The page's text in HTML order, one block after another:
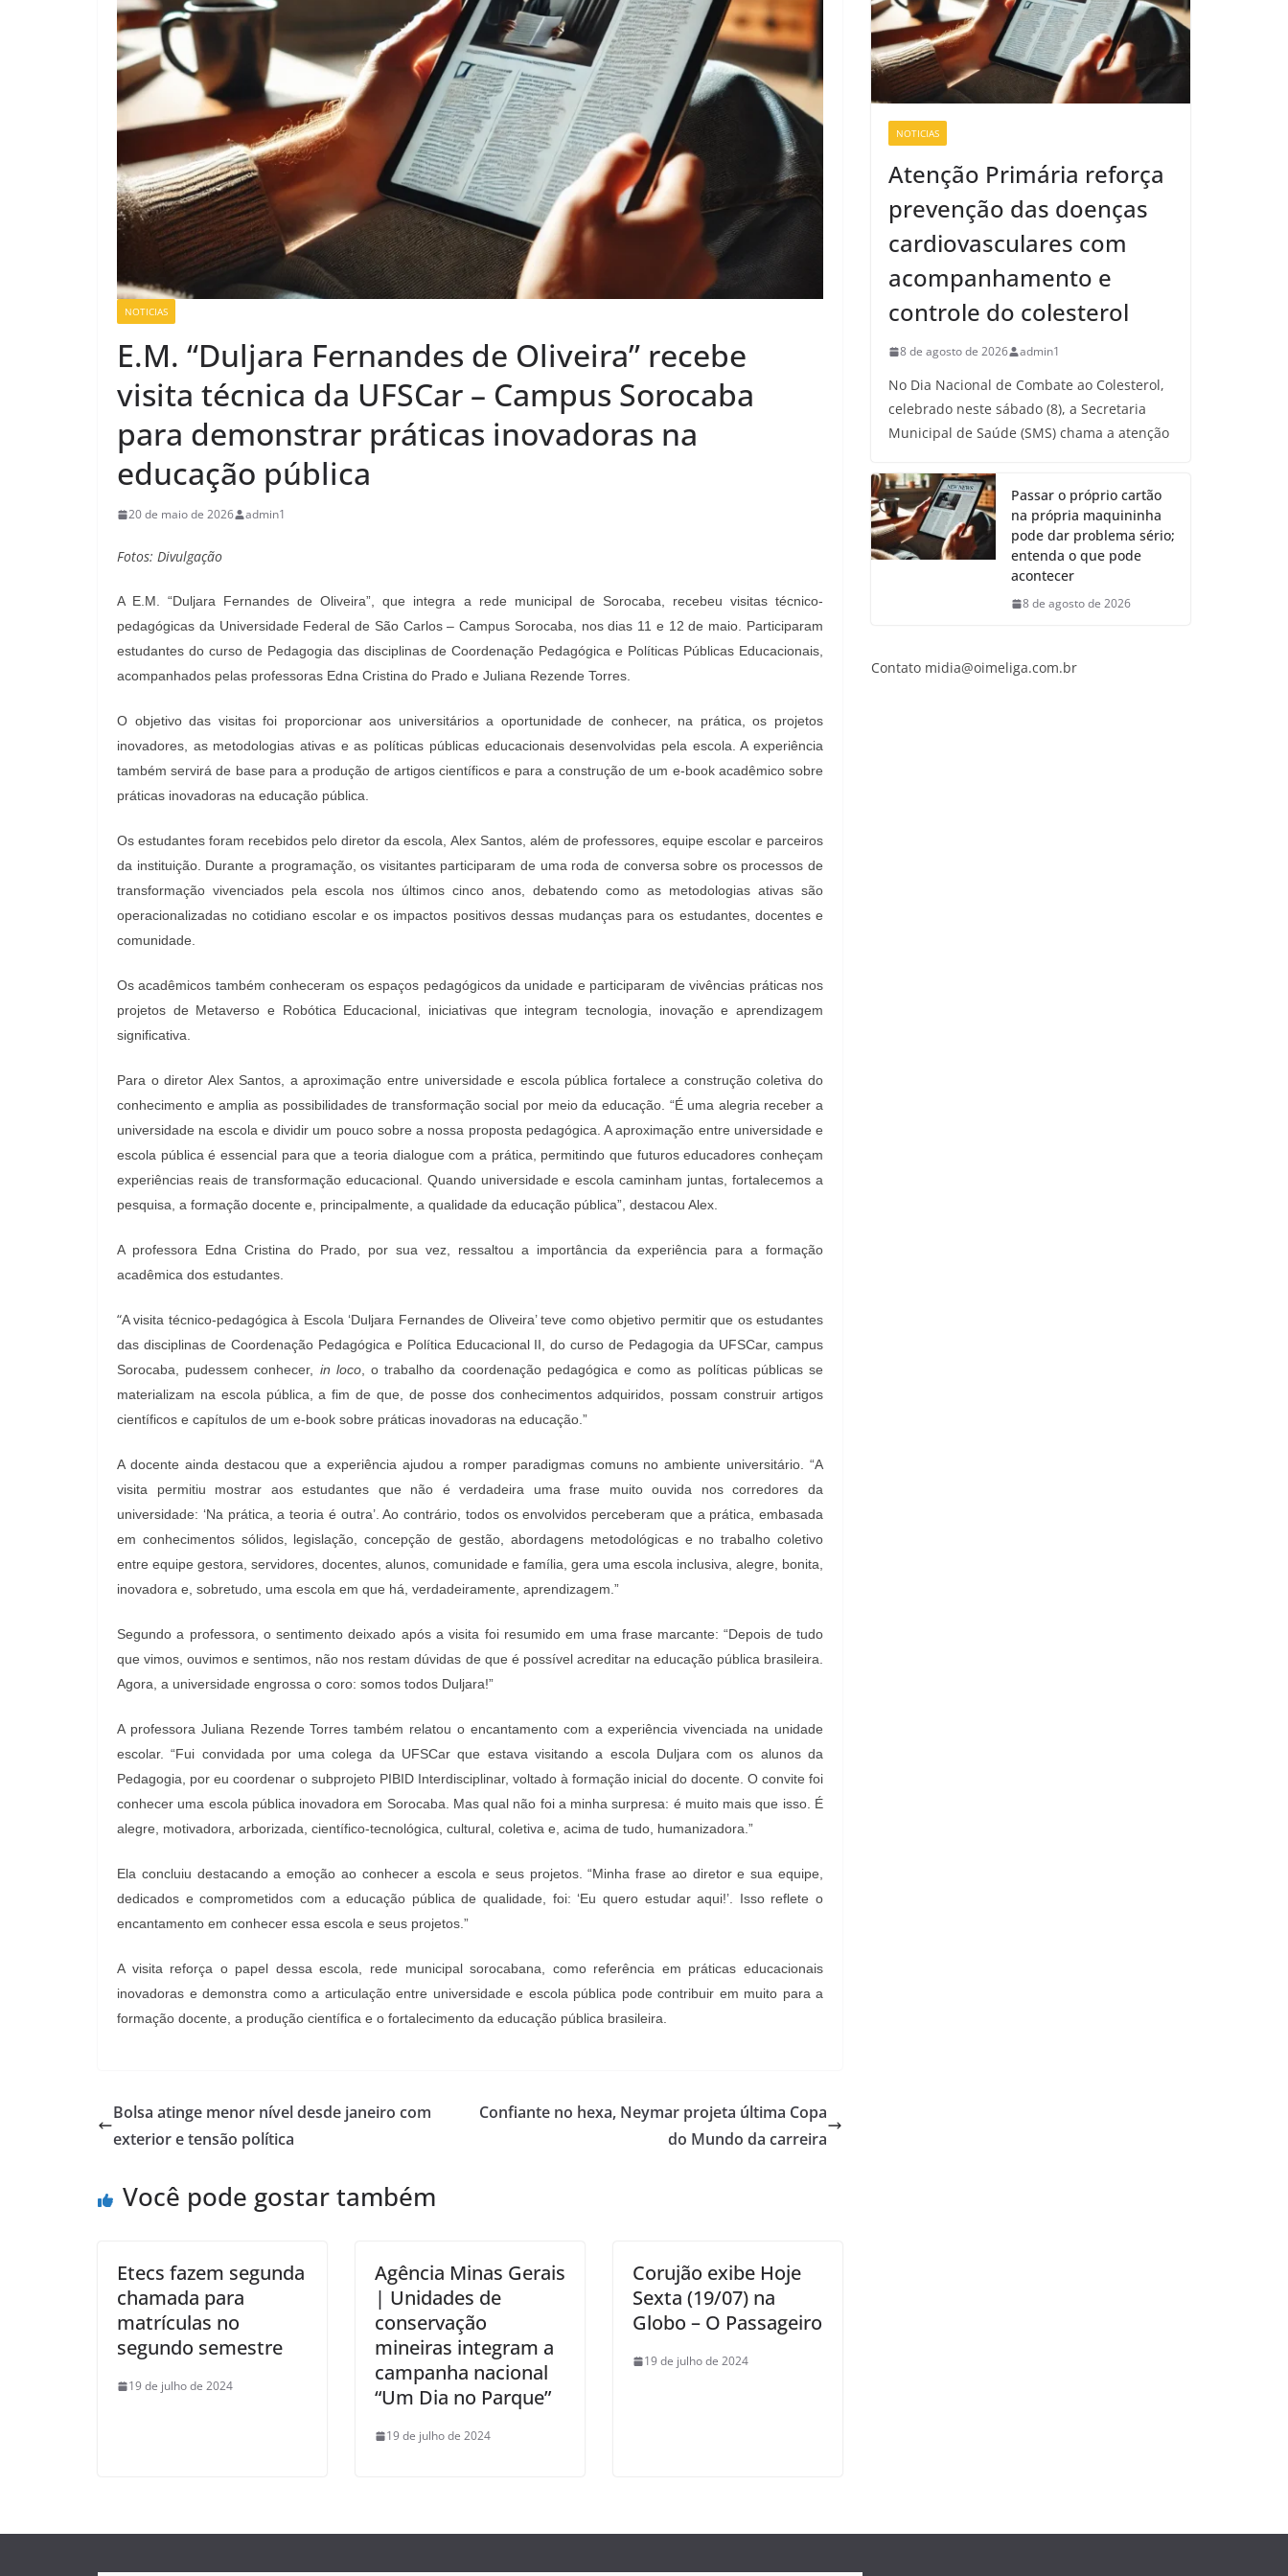
NOTICIAS
E.M. “Duljara Fernandes de Oliveira” recebe
visita técnica da UFSCar – Campus Sorocaba
para demonstrar práticas inovadoras na
educação pública
20 de maio de 2026 admin1
Fotos: Divulgação
A E.M. “Duljara Fernandes de Oliveira”, que integra a rede municipal de Sorocaba, recebeu visitas técnico-
pedagógicas da Universidade Federal de São Carlos – Campus Sorocaba, nos dias 11 e 12 de maio. Participaram
estudantes do curso de Pedagogia das disciplinas de Coordenação Pedagógica e Políticas Públicas Educacionais,
acompanhados pelas professoras Edna Cristina do Prado e Juliana Rezende Torres.
O objetivo das visitas foi proporcionar aos universitários a oportunidade de conhecer, na prática, os projetos
inovadores, as metodologias ativas e as políticas públicas educacionais desenvolvidas pela escola. A experiência
também servirá de base para a produção de artigos científicos e para a construção de um e-book acadêmico sobre
práticas inovadoras na educação pública.
Os estudantes foram recebidos pelo diretor da escola, Alex Santos, além de professores, equipe escolar e parceiros
da instituição. Durante a programação, os visitantes participaram de uma roda de conversa sobre os processos de
transformação vivenciados pela escola nos últimos cinco anos, debatendo como as metodologias ativas são
operacionalizadas no cotidiano escolar e os impactos positivos dessas mudanças para os estudantes, docentes e
comunidade.
Os acadêmicos também conheceram os espaços pedagógicos da unidade e participaram de vivências práticas nos
projetos de Metaverso e Robótica Educacional, iniciativas que integram tecnologia, inovação e aprendizagem
significativa.
Para o diretor Alex Santos, a aproximação entre universidade e escola pública fortalece a construção coletiva do
conhecimento e amplia as possibilidades de transformação social por meio da educação. “É uma alegria receber a
universidade na escola e dividir um pouco sobre a nossa proposta pedagógica. A aproximação entre universidade e
escola pública é essencial para que a teoria dialogue com a prática, permitindo que futuros educadores conheçam
experiências reais de transformação educacional. Quando universidade e escola caminham juntas, fortalecemos a
pesquisa, a formação docente e, principalmente, a qualidade da educação pública”, destacou Alex.
A professora Edna Cristina do Prado, por sua vez, ressaltou a importância da experiência para a formação
acadêmica dos estudantes.
“A visita técnico-pedagógica à Escola ‘Duljara Fernandes de Oliveira’ teve como objetivo permitir que os estudantes
das disciplinas de Coordenação Pedagógica e Política Educacional II, do curso de Pedagogia da UFSCar, campus
Sorocaba, pudessem conhecer, in loco, o trabalho da coordenação pedagógica e como as políticas públicas se
materializam na escola pública, a fim de que, de posse dos conhecimentos adquiridos, possam construir artigos
científicos e capítulos de um e-book sobre práticas inovadoras na educação.”
A docente ainda destacou que a experiência ajudou a romper paradigmas comuns no ambiente universitário. “A
visita permitiu mostrar aos estudantes que não é verdadeira uma frase muito ouvida nos corredores da
universidade: ‘Na prática, a teoria é outra’. Ao contrário, todos os envolvidos perceberam que a prática, embasada
em conhecimentos sólidos, legislação, concepção de gestão, abordagens metodológicas e no trabalho coletivo
entre equipe gestora, servidores, docentes, alunos, comunidade e família, gera uma escola inclusiva, alegre, bonita,
inovadora e, sobretudo, uma escola em que há, verdadeiramente, aprendizagem.”
Segundo a professora, o sentimento deixado após a visita foi resumido em uma frase marcante: “Depois de tudo
que vimos, ouvimos e sentimos, não nos restam dúvidas de que é possível acreditar na educação pública brasileira.
Agora, a universidade engrossa o coro: somos todos Duljara!”
A professora Juliana Rezende Torres também relatou o encantamento com a experiência vivenciada na unidade
escolar. “Fui convidada por uma colega da UFSCar que estava visitando a escola Duljara com os alunos da
Pedagogia, por eu coordenar o subprojeto PIBID Interdisciplinar, voltado à formação inicial do docente. O convite foi
conhecer uma escola pública inovadora em Sorocaba. Mas qual não foi a minha surpresa: é muito mais que isso. É
alegre, motivadora, arborizada, científico-tecnológica, cultural, coletiva e, acima de tudo, humanizadora.”
Ela concluiu destacando a emoção ao conhecer a escola e seus projetos. “Minha frase ao diretor e sua equipe,
dedicados e comprometidos com a educação pública de qualidade, foi: ‘Eu quero estudar aqui!’. Isso reflete o
encantamento em conhecer essa escola e seus projetos.”
A visita reforça o papel dessa escola, rede municipal sorocabana, como referência em práticas educacionais
inovadoras e demonstra como a articulação entre universidade e escola pública pode contribuir em muito para a
formação docente, a produção científica e o fortalecimento da educação pública brasileira.
Bolsa atinge menor nível desde janeiro com
exterior e tensão política
Confiante no hexa, Neymar projeta última Copa
do Mundo da carreira
Você pode gostar também
Etecs fazem segunda
chamada para
matrículas no
segundo semestre
19 de julho de 2024
Agência Minas Gerais
| Unidades de
conservação
mineiras integram a
campanha nacional
“Um Dia no Parque”
19 de julho de 2024
Corujão exibe Hoje
Sexta (19/07) na
Globo – O Passageiro
19 de julho de 2024
NOTICIAS
Atenção Primária reforça
prevenção das doenças
cardiovasculares com
acompanhamento e
controle do colesterol
8 de agosto de 2026 admin1
No Dia Nacional de Combate ao Colesterol,
celebrado neste sábado (8), a Secretaria
Municipal de Saúde (SMS) chama a atenção
Passar o próprio cartão
na própria maquininha
pode dar problema sério;
entenda o que pode
acontecer
8 de agosto de 2026
Contato midia@oimeliga.com.br